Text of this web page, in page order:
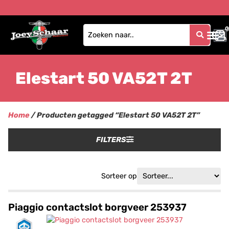
0
0
Elestart 50 VA52T 2T
Home/ Producten getagged “Elestart 50 VA52T 2T”
FILTERS
Sorteer op
Piaggio contactslot borgveer 253937